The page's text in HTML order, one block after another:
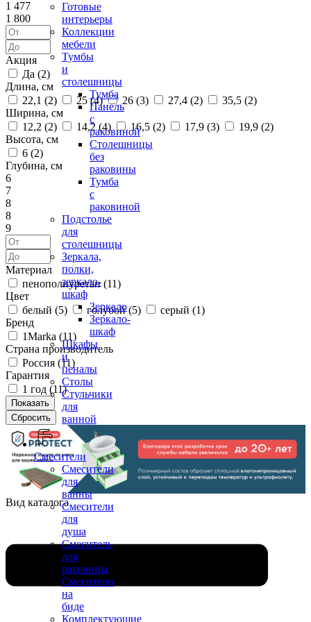
Готовые
интерьеры
Коллекции
мебели
Тумбы
и
столешницы
Тумба
Панель
с
раковиной
Столешницы
без
раковины
Тумба
с
раковиной
Подстолье
для
столешницы
Зеркала,
полки,
зеркало-
шкаф
Зеркало
Зеркало-
шкаф
Шкафы
и
пеналы
Столы
Стульчики
для
ванной
Смесители
Смесители
для
ванны
Смесители
для
душа
Смеситель
для
раковины
Смесители
на
биде
Комплектующие
1 477
1 800
Акция
Да (2)
Длина, см
22,1 (2) 25 (4) 26 (3) 27,4 (2) 35,5 (2)
Ширина, см
12,2 (2) 14,2 (4) 16,5 (2) 17,9 (3) 19,9 (2)
Высота, см
6 (2)
Глубина, см
6
7
8
8
9
Материал
пенополиуретан (11)
Цвет
белый (5) голубой (5) серый (1)
Бренд
1Marka (11)
Страна производитель
Россия (11)
Гарантия
1 год (11)
Вид каталога